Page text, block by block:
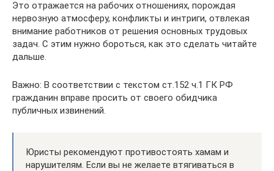
Это отражается на рабочих отношениях, порождая
нервозную атмосферу, конфликты и интриги, отвлекая
внимание работников от решения основных трудовых
задач. С этим нужно бороться, как это сделать читайте
дальше.
Важно: В соответствии с текстом ст.152 ч.1 ГК РФ
гражданин вправе просить от своего обидчика
публичных извинений.
Юристы рекомендуют противостоять хамам и
нарушителям. Если вы не желаете втягиваться в